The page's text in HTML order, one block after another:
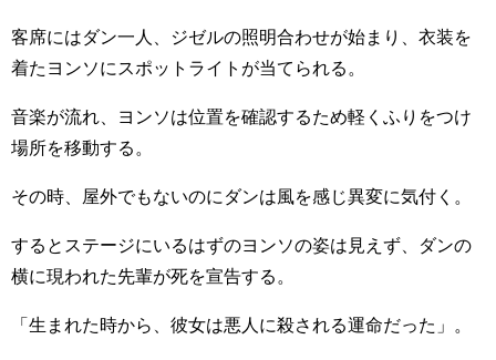
客席にはダン一人、ジゼルの照明合わせが始まり、衣装を
着たヨンソにスポットライトが当てられる。
音楽が流れ、ヨンソは位置を確認するため軽くふりをつけ
場所を移動する。
その時、屋外でもないのにダンは風を感じ異変に気付く。
するとステージにいるはずのヨンソの姿は見えず、ダンの
横に現われた先輩が死を宣告する。
「生まれた時から、彼女は悪人に殺される運命だった」。